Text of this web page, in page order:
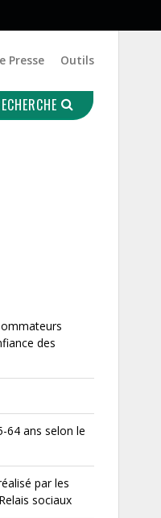
Presse Outils
des
64 ans selon le
par les
sociaux